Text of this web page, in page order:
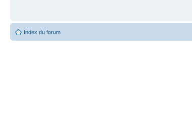
Index du forum